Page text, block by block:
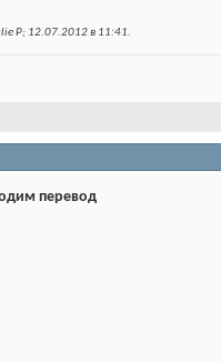
P; 12.07.2012 в 11:41.
перевод